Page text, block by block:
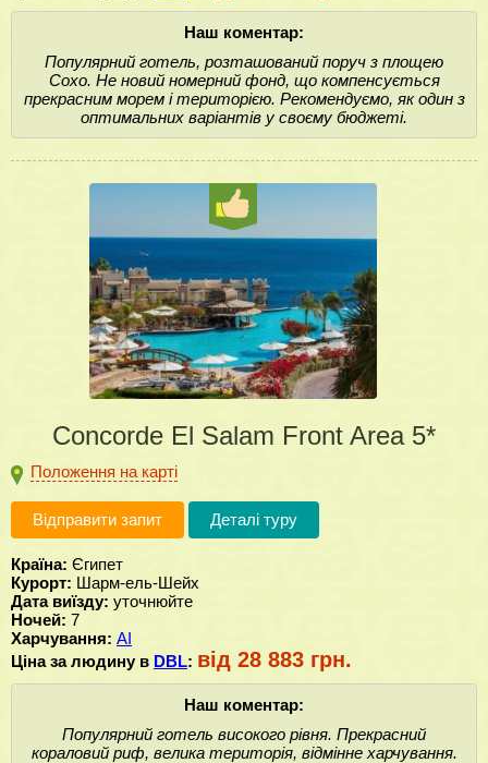
Наш коментар:
Популярний готель, розташований поруч з площею
Сохо. Не новий номерний фонд, що компенсується
прекрасним морем і територією. Рекомендуємо, як один з
оптимальних варіантів у своєму бюджеті.
Concorde El Salam Front Area 5*
Положення на карті
Відправити запит Деталі туру
Країна: Єгипет
Курорт: Шарм-ель-Шейх
Дата виїзду: уточнюйте
Ночей: 7
Харчування: AI
Ціна за людину в DBL: від 28 883 грн.
Наш коментар:
Популярний готель високого рівня. Прекрасний
кораловий риф, велика територія, відмінне харчування.